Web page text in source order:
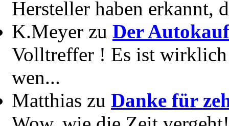
Hersteller haben erkannt,
K.Meyer zu Der
Volltreffer ! Es ist wirklich
wen...
Matthias zu Danke für